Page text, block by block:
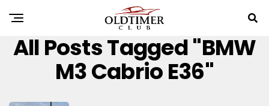
All Posts Tagged "BMW
M3 Cabrio E36"